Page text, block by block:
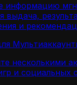
информацию
выдача,
и
несколькими
и социальных